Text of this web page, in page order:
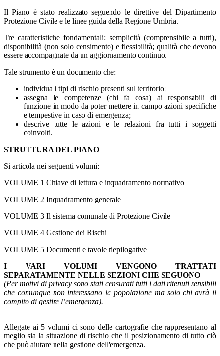
Il Piano è stato realizzato seguendo le direttive del Dipartimento
Protezione Civile e le linee guida della Regione Umbria.
Tre caratteristiche fondamentali: semplicità (comprensibile a tutti),
disponibilità (non solo censimento) e flessibilità; qualità che devono
essere accompagnate da un aggiornamento continuo.
Tale strumento è un documento che:
individua i tipi di rischio presenti sul territorio;
assegna le competenze (chi fa cosa) ai responsabili di
funzione in modo da poter mettere in campo azioni specifiche
e tempestive in caso di emergenza;
descrive tutte le azioni e le relazioni fra tutti i soggetti
coinvolti.
STRUTTURA DEL PIANO
Si articola nei seguenti volumi:
VOLUME 1 Chiave di lettura e inquadramento normativo
VOLUME 2 Inquadramento generale
VOLUME 3 Il sistema comunale di Protezione Civile
VOLUME 4 Gestione dei Rischi
VOLUME 5 Documenti e tavole riepilogative
I VARI VOLUMI VENGONO TRATTATI
SEPARATAMENTE NELLE SEZIONI CHE SEGUONO
(Per motivi di privacy sono stati censurati tutti i dati ritenuti sensibili
che comunque non interessano la popolazione ma solo chi avrà il
compito di gestire l’emergenza).
Allegate ai 5 volumi ci sono delle cartografie che rappresentano al
meglio sia la situazione di rischio che il posizionamento di tutto ciò
che può aiutare nella gestione dell'emergenza.